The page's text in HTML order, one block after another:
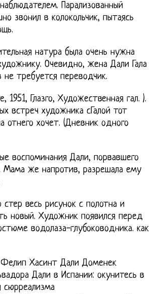
Парализованный
звонил в колокольчик, пытаясь
натура была очень нужна
Очевидно, жена Дали Гала
требуется переводчик.
1951, Глазго, Художественная гал. ).
встреч художника сГалой тот
отнего хочет. (Дневник одного
воспоминания Дали, порвавшего
Мама же напротив, разрешала ему
весь рисунок с полотна и
новый. Художник появился перед
водолаза-глубоководника. как
Фелип Хасинт Дали Доменек
Дали в Испании: окунитесь в
сюрреализма